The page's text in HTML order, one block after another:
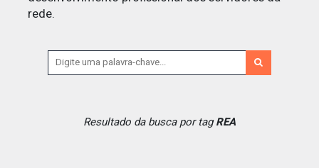
rede.
Resultado da busca por tagREA